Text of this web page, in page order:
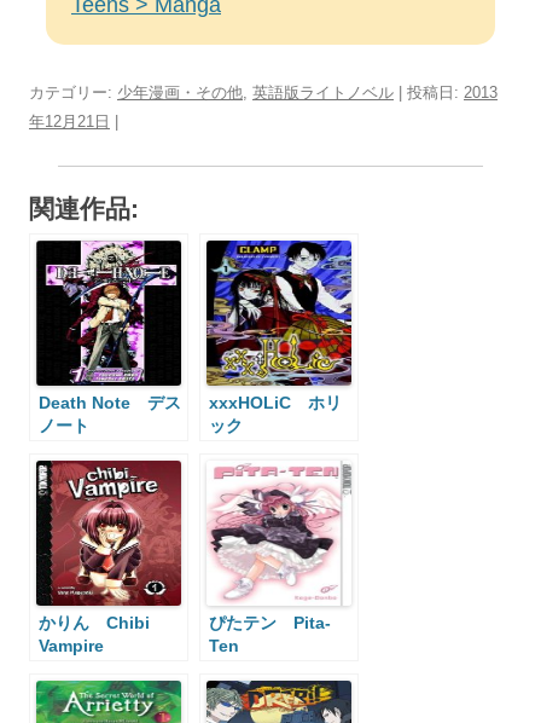
Teens > Manga
カテゴリー: 少年漫画・その他, 英語版ライトノベル | 投稿日: 2013
年12月21日
関連作品:
Death Note デス
ノート
xxxHOLiC ホリ
ック
かりん Chibi
Vampire
ぴたテン Pita-
Ten